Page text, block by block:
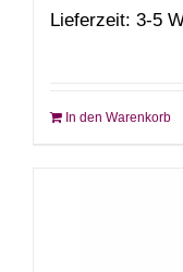
Lieferzeit: 3-5
In den Warenkorb